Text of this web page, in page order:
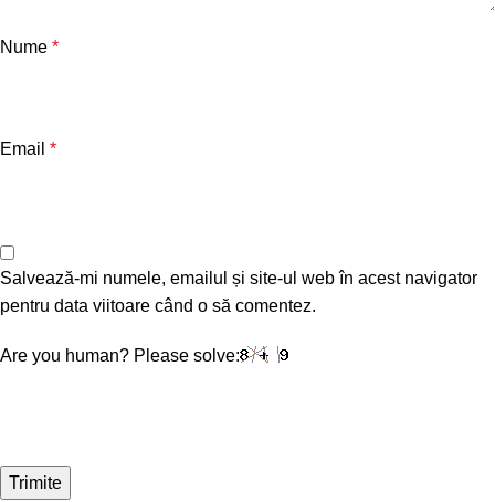
Nume *
Email *
Salvează-mi numele, emailul și site-ul web în acest navigator
pentru data viitoare când o să comentez.
Are you human? Please solve: